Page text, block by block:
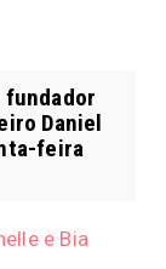
fundador
Daniel
feira
e Bia